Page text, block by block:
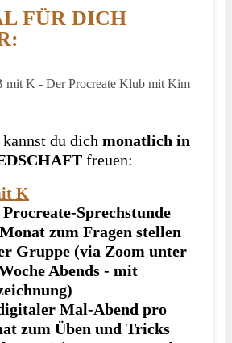
FÜR DICH
K - Der Procreate Klub mit Kim
du dich monatlich in
freuen:
K
Procreate-Sprechstunde
zum Fragen stellen
Gruppe (via Zoom unter
Abends - mit
Mal-Abend pro
zum Üben und Tricks